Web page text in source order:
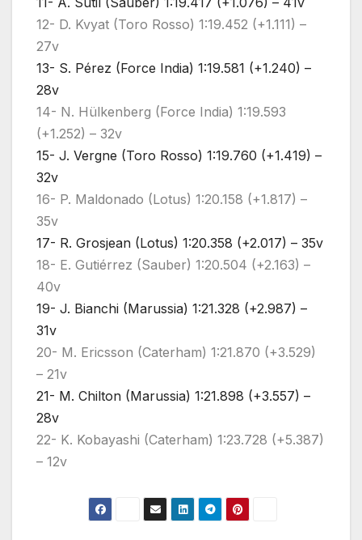
12- D. Kvyat (Toro Rosso) 1:19.452 (+1.111) –
27v
13- S. Pérez (Force India) 1:19.581 (+1.240) –
28v
14- N. Hülkenberg (Force India) 1:19.593
(+1.252) – 32v
15- J. Vergne (Toro Rosso) 1:19.760 (+1.419) –
32v
16- P. Maldonado (Lotus) 1:20.158 (+1.817) –
35v
17- R. Grosjean (Lotus) 1:20.358 (+2.017) – 35v
18- E. Gutiérrez (Sauber) 1:20.504 (+2.163) –
40v
19- J. Bianchi (Marussia) 1:21.328 (+2.987) –
31v
20- M. Ericsson (Caterham) 1:21.870 (+3.529)
– 21v
21- M. Chilton (Marussia) 1:21.898 (+3.557) –
28v
22- K. Kobayashi (Caterham) 1:23.728 (+5.387)
– 12v